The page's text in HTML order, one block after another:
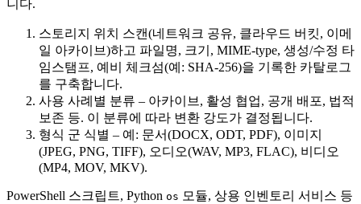
니다.
스토리지 위치 스캔(네트워크 공유, 클라우드 버킷, 이메
일 아카이브)하고 파일명, 크기, MIME‑type, 생성/수정 타
임스탬프, 예비 체크섬(예: SHA‑256)을 기록한 카탈로그
를 구축합니다.
사용 사례별 분류 – 아카이브, 활성 협업, 공개 배포, 법적
보존 등. 이 분류에 따라 변환 강도가 결정됩니다.
형식 군 식별 – 예: 문서(DOCX, ODT, PDF), 이미지
(JPEG, PNG, TIFF), 오디오(WAV, MP3, FLAC), 비디오
(MP4, MOV, MKV).
PowerShell 스크립트, Python os 모듈, 상용 인벤토리 서비스 등